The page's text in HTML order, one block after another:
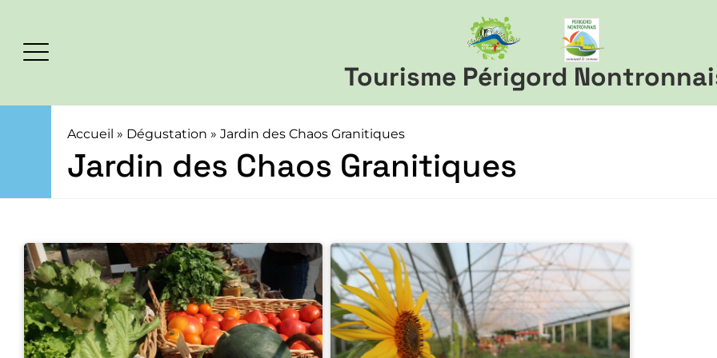
Tourisme Périgord
Accueil » Dégustation » Jardin des Chaos Granitiques
Jardin des Chaos Granitiques